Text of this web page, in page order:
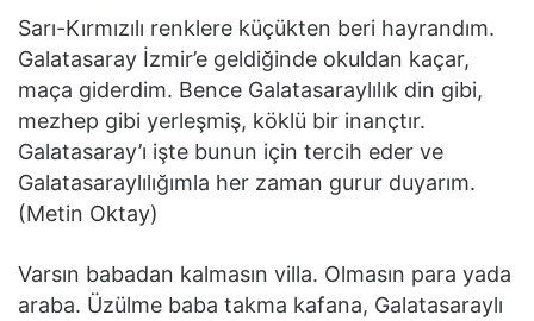
Sarı-Kırmızılı renklere küçükten beri hayrandım.
Galatasaray İzmir’e geldiğinde okuldan kaçar,
maça giderdim. Bence Galatasaraylılık din gibi,
mezhep gibi yerleşmiş, köklü bir inançtır.
Galatasaray’ı işte bunun için tercih eder ve
Galatasaraylılığımla her zaman gurur duyarım.
(Metin Oktay)
Varsın babadan kalmasın villa. Olmasın para yada
araba. Üzülme baba takma kafana, Galatasaraylı